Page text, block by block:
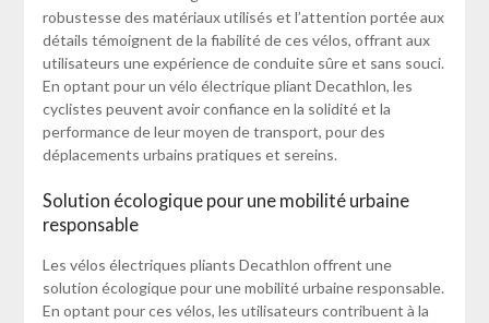
robustesse des matériaux utilisés et l’attention portée aux
détails témoignent de la fiabilité de ces vélos, offrant aux
utilisateurs une expérience de conduite sûre et sans souci.
En optant pour un vélo électrique pliant Decathlon, les
cyclistes peuvent avoir confiance en la solidité et la
performance de leur moyen de transport, pour des
déplacements urbains pratiques et sereins.
Solution écologique pour une mobilité urbaine
responsable
Les vélos électriques pliants Decathlon offrent une
solution écologique pour une mobilité urbaine responsable.
En optant pour ces vélos, les utilisateurs contribuent à la